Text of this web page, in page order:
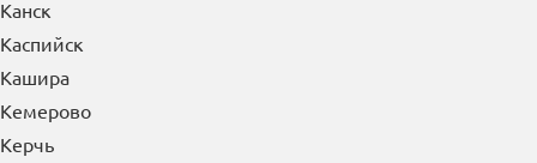
Канск
Каспийск
Кашира
Кемерово
Керчь